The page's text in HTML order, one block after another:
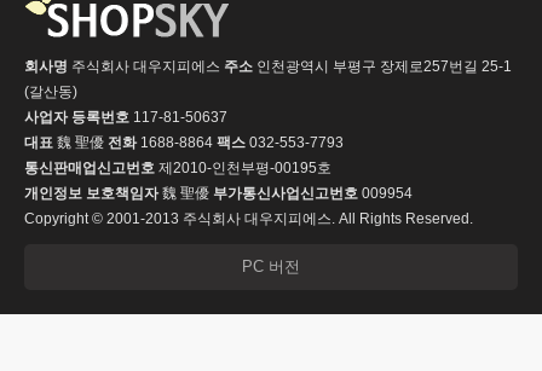
회사명 주식회사 대우지피에스 주소 인천광역시 부평구 장제로257번길 25-1
(갈산동)
사업자 등록번호 117-81-50637
대표 魏 聖優 전화1688-8864 팩스 032-553-7793
통신판매업신고번호 제2010-인천부평-00195호
개인정보 보호책임자魏 聖優 부가통신사업신고번호 009954
Copyright © 2001-2013 주식회사 대우지피에스. All Rights Reserved.
PC 버전